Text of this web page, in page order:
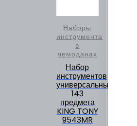
Наборы
инструмента
в
чемоданах
Набор
инструментов
универсальный,
143
предмета
KING TONY
9543MR